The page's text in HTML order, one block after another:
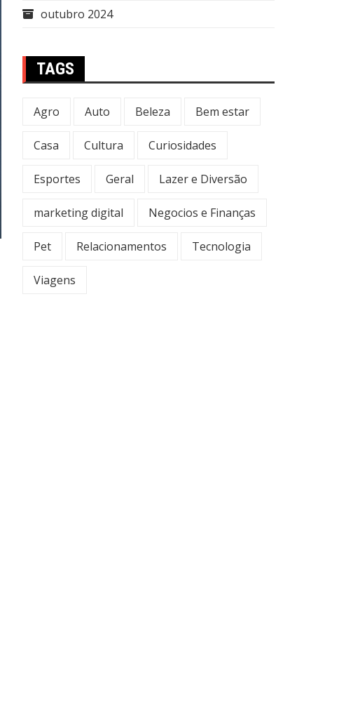
outubro 2024
TAGS
Agro Auto Beleza Bem estar
Casa Cultura Curiosidades
Esportes Geral Lazer e Diversão
marketing digital Negocios e Finanças
Pet Relacionamentos Tecnologia
Viagens